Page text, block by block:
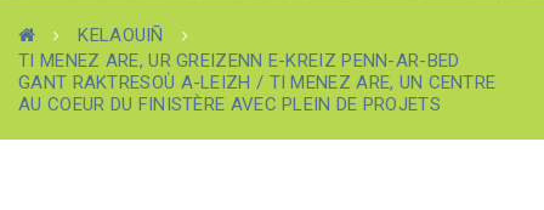
KELAOUIÑ
TI MENEZ ARE, UR GREIZENN E-KREIZ PENN-AR-BED
GANT RAKTRESOÙ A-LEIZH / TI MENEZ ARE, UN CENTRE
AU COEUR DU FINISTÈRE AVEC PLEIN DE PROJETS